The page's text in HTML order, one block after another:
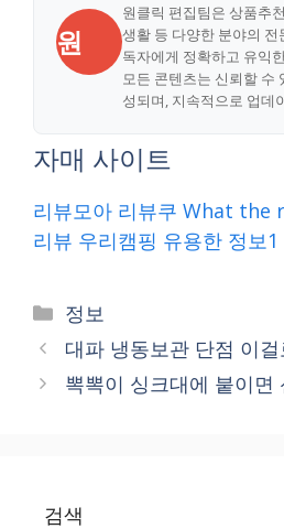
원
원클릭 편집팀은 상품추
생활 등 다양한 분야의 전
독자에게 정확하고 유익
모든 콘텐츠는 신뢰할 수
성되며, 지속적으로 업데
자매 사이트
리뷰모아 리뷰쿠 What the
리뷰 우리캠핑 유용한 정보1
Categories
정보
대파 냉동보관 단점 이걸
뽁뽁이 싱크대에 붙이면
검색